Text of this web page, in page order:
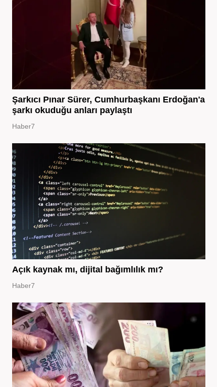
Şarkıcı Pınar Sürer, Cumhurbaşkanı Erdoğan'a
şarkı okuduğu anları paylaştı
Haber7
Açık kaynak mı, dijital bağımlılık mı?
Haber7